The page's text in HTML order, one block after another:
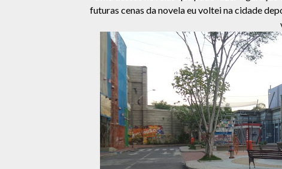
futuras cenas da novela eu voltei na cidade